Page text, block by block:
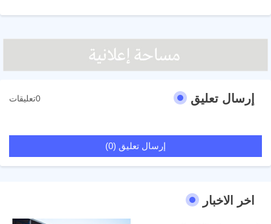
إرسال تعليق 0تعليقات
إرسال تعليق (0)
اخر الاخبار